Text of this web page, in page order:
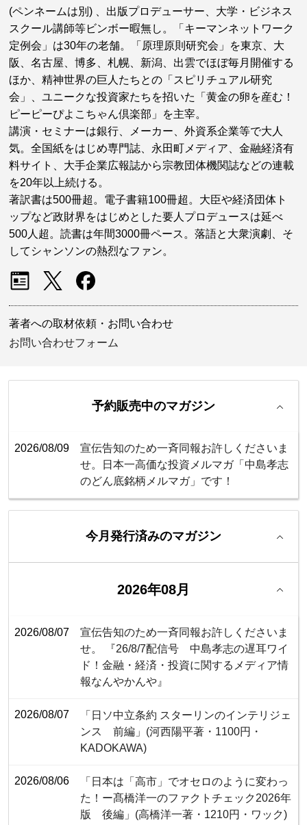
(ペンネームは別) 、出版プロデューサー、大学・ビジネス
スクール講師等ビンボー暇無し。「キーマンネットワーク
定例会」は30年の老舗。「原理原則研究会」を東京、大
阪、名古屋、博多、札幌、新潟、出雲でほぼ毎月開催する
ほか、精神世界の巨人たちとの「スピリチュアル研究
会」、ユニークな投資家たちを招いた「黄金の卵を産む！
ピーピーぴよこちゃん倶楽部」を主宰。
講演・セミナーは銀行、メーカー、外資系企業等で大人
気。全国紙をはじめ専門誌、永田町メディア、金融経済有
料サイト、大手企業広報誌から宗教団体機関誌などの連載
を20年以上続ける。
著訳書は500冊超。電子書籍100冊超。大臣や経済団体ト
ップなど政財界をはじめとした要人プロデュースは延べ
500人超。読書は年間3000冊ペース。落語と大衆演劇、そ
してシャンソンの熱烈なファン。
著者への取材依頼・お問い合わせ
お問い合わせフォーム
予約販売中のマガジン
2026/08/09
宣伝告知のため一斉同報お許しくださいま
せ。日本一高価な投資メルマガ「中島孝志
のどん底銘柄メルマガ」です！
今月発行済みのマガジン
2026年08月
2026/08/07
宣伝告知のため一斉同報お許しくださいま
せ。 『26/8/7配信号 中島孝志の遅耳ワイ
ド！金融・経済・投資に関するメディア情
報なんやかんや』
2026/08/07
「日ソ中立条約 スターリンのインテリジェ
ンス 前編」(河西陽平著・1100円・‎
KADOKAWA)
2026/08/06
「日本は「高市」でオセロのように変わっ
た！ー髙橋洋一のファクトチェック2026年
版 後編」(高橋洋一著・1210円・ワック)